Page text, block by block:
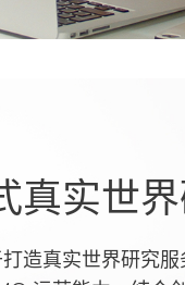
真实世
造真实世界研究